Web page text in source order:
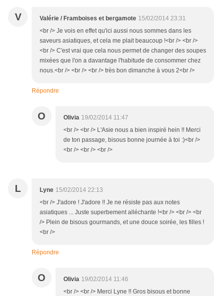
V Valérie / Framboises et bergamote 15/02/2014 23:31
<br /> Je vois en effet qu'ici aussi nous sommes dans les
saveurs asiatiques, et cela me plait beaucoup !<br /> <br />
<br /> C'est vrai que cela nous permet de changer des soupes
mixées que l'on a davantage l'habitude de consommer chez
nous.<br /> <br /> <br /> très bon dimanche à vous 2<br />
Répondre
O Olivia 19/02/2014 11:47
<br /> <br /> L'Asie nous a bien inspiré hein !! Merci
de ton passage, bisous bonne journée à toi :)<br />
<br /> <br /> <br />
L Lyne 15/02/2014 22:13
<br /> J'adore ! J'adore !! Je ne résiste pas aux notes
asiatiques ... Juste superbement alléchante !<br /> <br /> <br
/> Plein de bisous gourmands, et une douce soirée, les filles !
<br />
Répondre
O Olivia 19/02/2014 11:46
<br /> <br /> Merci Lyne !! Gros bisous et bonne